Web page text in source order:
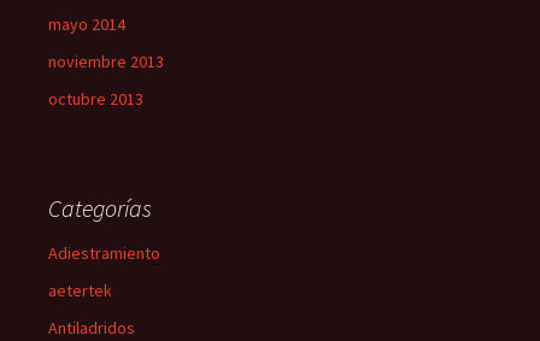
mayo 2014
noviembre 2013
octubre 2013
Categorías
Adiestramiento
aetertek
Antiladridos